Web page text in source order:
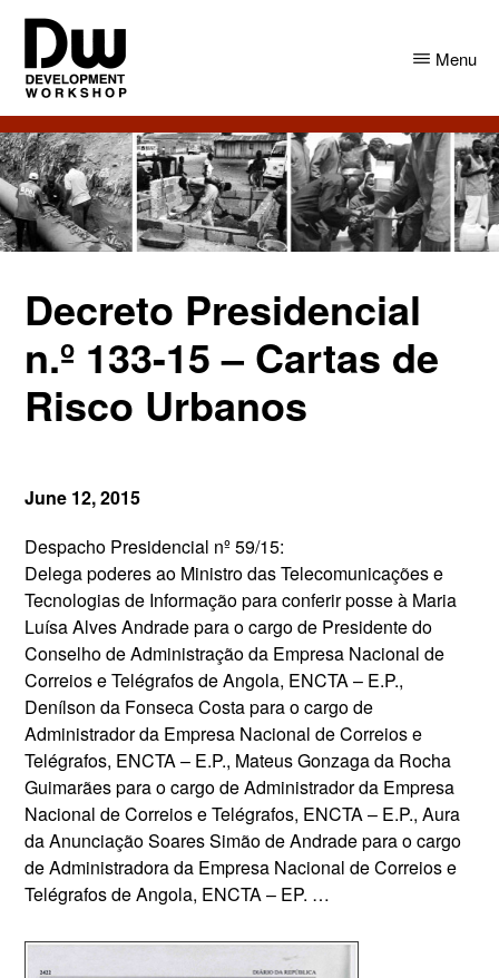
Skip
main
content
Skip
primary
sidebar
DW
Angola
Development
Workshop
Angola
Menu
Decreto Presidencial
n.º 133-15 – Cartas de
Risco Urbanos
June 12, 2015
Despacho Presidencial nº 59/15:
Delega poderes ao Ministro das Telecomunicações e
Tecnologias de Informação para conferir posse à Maria
Luísa Alves Andrade para o cargo de Presidente do
Conselho de Administração da Empresa Nacional de
Correios e Telégrafos de Angola, ENCTA – E.P.,
Denílson da Fonseca Costa para o cargo de
Administrador da Empresa Nacional de Correios e
Telégrafos, ENCTA – E.P., Mateus Gonzaga da Rocha
Guimarães para o cargo de Administrador da Empresa
Nacional de Correios e Telégrafos, ENCTA – E.P., Aura
da Anunciação Soares Simão de Andrade para o cargo
de Administradora da Empresa Nacional de Correios e
Telégrafos de Angola, ENCTA – EP. …